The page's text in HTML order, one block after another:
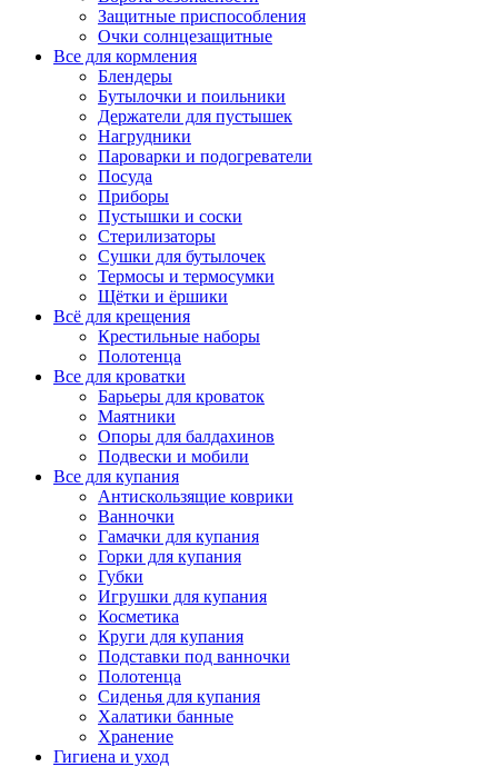
Защитные приспособления
Очки солнцезащитные
Все для кормления
Блендеры
Бутылочки и поильники
Держатели для пустышек
Нагрудники
Пароварки и подогреватели
Посуда
Приборы
Пустышки и соски
Стерилизаторы
Сушки для бутылочек
Термосы и термосумки
Щётки и ёршики
Всё для крещения
Крестильные наборы
Полотенца
Все для кроватки
Барьеры для кроваток
Маятники
Опоры для балдахинов
Подвески и мобили
Все для купания
Антискользящие коврики
Ванночки
Гамачки для купания
Горки для купания
Губки
Игрушки для купания
Косметика
Круги для купания
Подставки под ванночки
Полотенца
Сиденья для купания
Халатики банные
Хранение
Гигиена и уход